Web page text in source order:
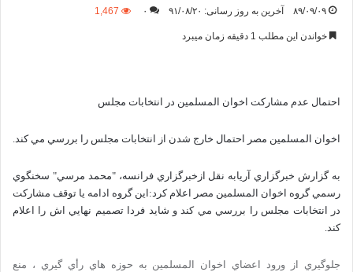
۸۹/۰۹/۰۹ آخرین به روز رسانی: ۹۱/۰۸/۲۰ ۰ 1,467
خواندن این مطلب 1 دقیقه زمان میبرد
احتمال عدم مشارکت اخوان المسلمين در انتخابات مجلس
اخوان المسلمين مصر احتمال خارج شدن از انتخابات مجلس را بررسي مي کند.
به گزارش خبرگزاري آريابه نقل ازخبرگزاري فرانسه، "محمد مرسي" سخنگوي
رسمي گروه اخوان المسلمين مصر اعلام کرد:اين گروه ‌ادامه يا توقف مشارکت
در انتخابات مجلس را بررسي مي کند و شايد فردا تصميم نهايي اش را اعلام
کند.
جلوگيري از ورود اعضاي اخوان المسلمين به حوزه هاي رأي گيري ، منع